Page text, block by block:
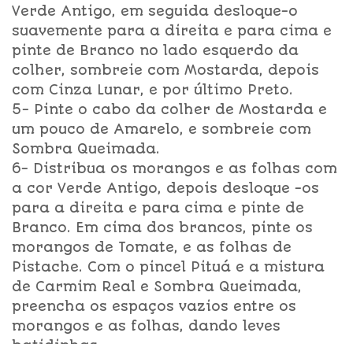
Verde Antigo, em seguida desloque-o
suavemente para a direita e para cima e
pinte de Branco no lado esquerdo da
colher, sombreie com Mostarda, depois
com Cinza Lunar, e por último Preto.
5- Pinte o cabo da colher de Mostarda e
um pouco de Amarelo, e sombreie com
Sombra Queimada.
6- Distribua os morangos e as folhas com
a cor Verde Antigo, depois desloque -os
para a direita e para cima e pinte de
Branco. Em cima dos brancos, pinte os
morangos de Tomate, e as folhas de
Pistache. Com o pincel Pituá e a mistura
de Carmim Real e Sombra Queimada,
preencha os espaços vazios entre os
morangos e as folhas, dando leves